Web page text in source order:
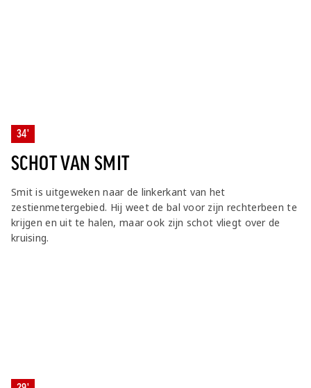
34'
SCHOT VAN SMIT
Smit is uitgeweken naar de linkerkant van het
zestienmetergebied. Hij weet de bal voor zijn rechterbeen te
krijgen en uit te halen, maar ook zijn schot vliegt over de
kruising.